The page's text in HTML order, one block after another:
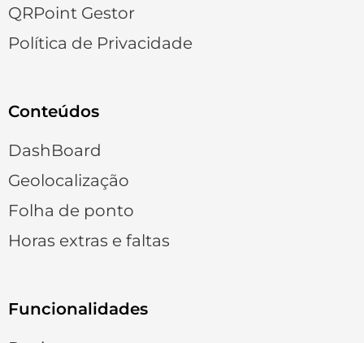
QRPoint Gestor
Política de Privacidade
Conteúdos
DashBoard
Geolocalização
Folha de ponto
Horas extras e faltas
Funcionalidades